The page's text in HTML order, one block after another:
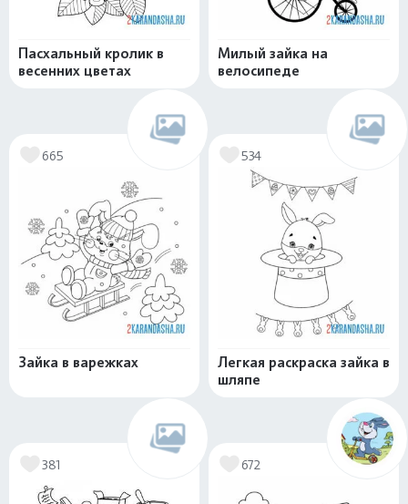
Пасхальный кролик в
весенних цветах
Милый зайка на
велосипеде
665
Зайка в варежках
534
Легкая раскраска зайка в
шляпе
381 672